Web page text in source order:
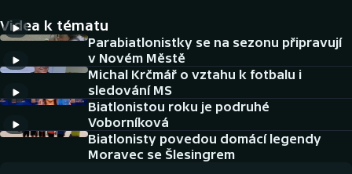
DALŠÍ SPORTY
Americký fotbal
Baseball a softbal
NEPŘEHLÉDNĚTE
Historické návraty
Videa k tématu
Parabiatlonistky se na sezonu připravují
v Novém Městě
Michal Krčmář o vztahu k fotbalu i
sledování MS
Biatlonistou roku je podruhé
Voborníková
Biatlonisty povedou domácí legendy
Moravec se Šlesingrem